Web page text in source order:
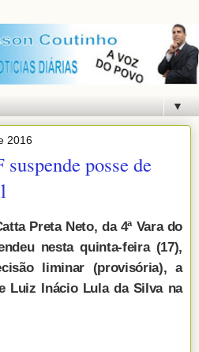
▼
2016
posse de
Preta Neto, da 4ª Vara do
nesta quinta-feira (17),
liminar (provisória), a
Luiz Inácio Lula da Silva na